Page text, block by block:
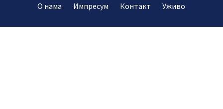
О нама
Импресум Контакт Уживо